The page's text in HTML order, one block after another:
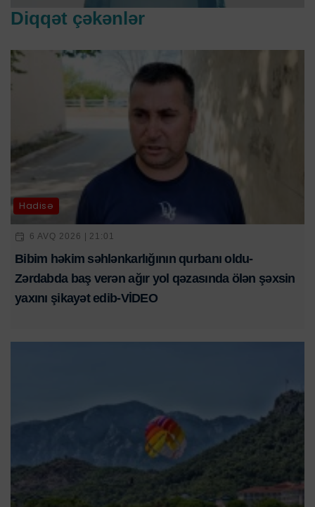
Diqqət çəkənlər
Hadisə
6 AVQ 2026 | 21:01
Bibim həkim səhlənkarlığının qurbanı oldu-
Zərdabda baş verən ağır yol qəzasında ölən şəxsin
yaxını şikayət edib-VİDEO